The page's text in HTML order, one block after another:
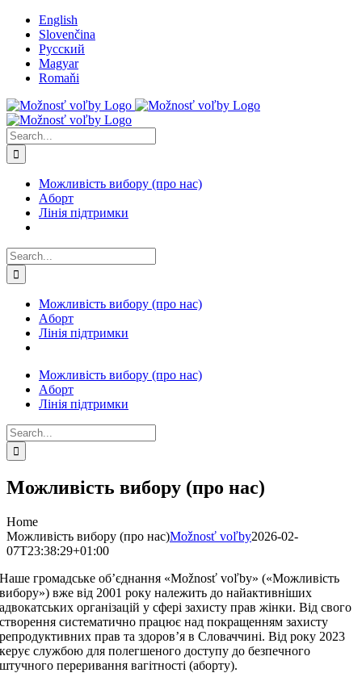
Skip
content
English
Slovenčina
Русский
Magyar
Romaňi
Search
for:
Можливість вибору (про нас)
Aборт
Лінія підтримки
Search
for:
Можливість вибору (про нас)
Aборт
Лінія підтримки
Можливість вибору (про нас)
Aборт
Лінія підтримки
Search
for:
Можливість вибору (про нас)
Home
Можливість вибору (про нас)Možnosť voľby2026-02-
07T23:38:29+01:00
Наше громадське об’єднання «Možnosť voľby» («Можливість
вибору») вже від 2001 року належить до найактивніших
адвокатських організацій у сфері захисту прав жінки. Від свого
створення систематично працює над покращенням захисту
репродуктивних прав та здоров’я в Словаччині. Від року 2023
керує службою для полегшеного доступу до безпечного
штучного переривання вагітності (аборту).